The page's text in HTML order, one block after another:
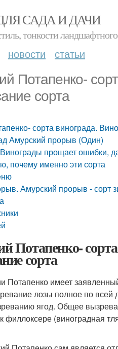
САДА И ДАЧИ
тонкости
новости статьи
Потапенко-
сорта
сорта винограда.
Амурский прорыв (Один)
прощает
почему именно эти сорта
Амурский прорыв - сорт
Потапенко-
сорта
Потапенко имеет
лозы полное по всей
ягод. Общее
филлоксере (виноградная